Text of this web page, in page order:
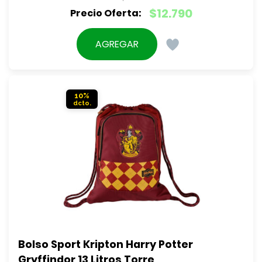
El
precio
original
$12.790
El
precio
actual
AGREGAR
10%
Bolso Sport Kripton Harry Potter